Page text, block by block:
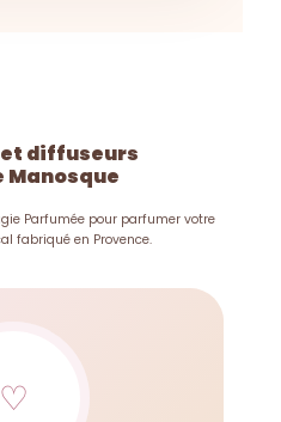
diffuseurs
Parfumée pour parfumer votre
fabriqué en Provence.
♡